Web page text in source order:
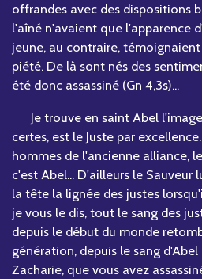
offrandes avec des dispositions
l'aîné n'avaient que l'apparence
jeune, au contraire,
piété. De là sont nés des
été donc assassiné (Gn 4,3s)...
Je trouve en saint Abel l'image
certes, est le Juste par
hommes de l'ancienne alliance,
c'est Abel... D'ailleurs le Sauveur
la tête la lignée des justes
je vous le dis, tout le sang des
depuis le début du monde
génération, depuis le sang
Zacharie, que vous avez